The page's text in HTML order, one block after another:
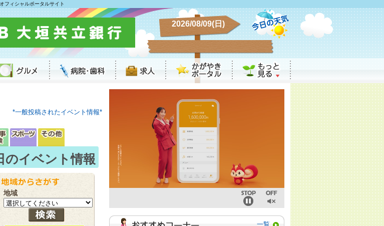
フィシャルポータルサイト
2026/08/09(日)
*一般投稿されたイベント情報*
のイベント情報
地域